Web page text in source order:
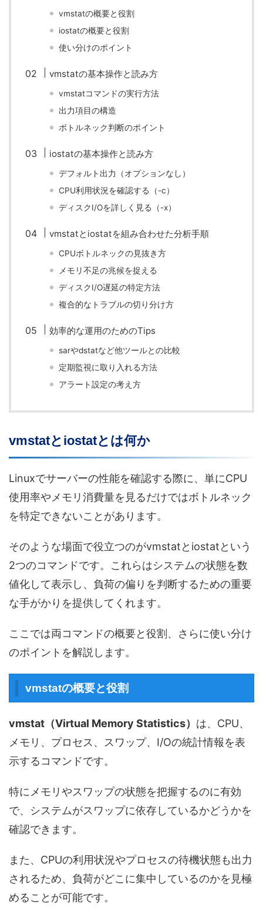
vmstatの概要と役割
iostatの概要と役割
使い分けのポイント
vmstatの基本操作と読み方
vmstatコマンドの実行方法
出力項目の構造
ボトルネック判断のポイント
iostatの基本操作と読み方
デフォルト出力（オプションなし）
CPU利用状況を確認する（-c）
ディスクI/Oを詳しく見る（-x）
vmstatとiostatを組み合わせた分析手順
CPUボトルネックの見抜き方
メモリ不足の兆候を捉える
ディスクI/O遅延の特定方法
複合的なトラブルの切り分け方
効率的な運用のためのTips
sarやdstatなど他ツールとの比較
定期監視に取り入れる方法
アラート設定の考え方
vmstatとiostatとは何か
Linuxでサーバーの性能を確認する際に、単にCPU
使用率やメモリ消費量を見るだけではボトルネック
を特定できないことがあります。
そのような場面で役立つのがvmstatとiostatという
2つのコマンドです。これらはシステムの状態を数
値化して表示し、負荷の偏りを判断するための重要
な手がかりを提供してくれます。
ここでは両コマンドの概要と役割、さらに使い分け
のポイントを解説します。
vmstatの概要と役割
vmstat（Virtual Memory Statistics） は、CPU、
メモリ、プロセス、スワップ、I/Oの統計情報を表
示するコマンドです。
特にメモリやスワップの状態を把握するのに有効
で、システムがスワップに依存しているかどうかを
確認できます。
また、CPUの利用状況やプロセスの待機状態も出力
されるため、負荷がどこに集中しているのかを見極
めることが可能です。